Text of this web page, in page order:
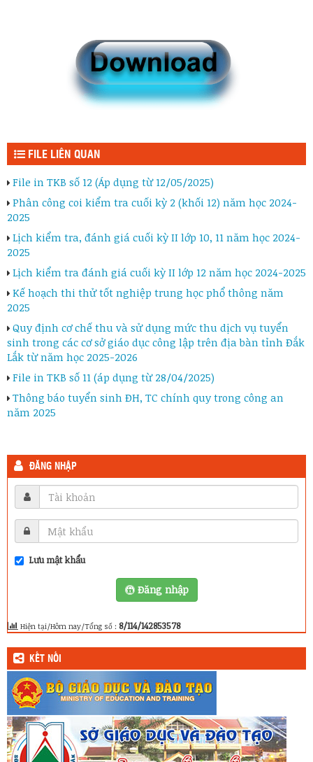
FILE LIÊN QUAN
File in TKB số 12 (Áp dụng từ 12/05/2025)
Phân công coi kiểm tra cuối kỳ 2 (khối 12) năm học 2024-
2025
Lịch kiểm tra, đánh giá cuối kỳ II lớp 10, 11 năm học 2024-
2025
Lịch kiểm tra đánh giá cuối kỳ II lớp 12 năm học 2024-2025
Kế hoạch thi thử tốt nghiệp trung học phổ thông năm
2025
Quy định cơ chế thu và sử dụng mức thu dịch vụ tuyển
sinh trong các cơ sở giáo dục công lập trên địa bàn tỉnh Đắk
Lắk từ năm học 2025-2026
File in TKB số 11 (áp dụng từ 28/04/2025)
Thông báo tuyển sinh ĐH, TC chính quy trong công an
năm 2025
ĐĂNG NHẬP
Lưu mật khẩu
Đăng nhập
Hiện tại/Hôm nay/Tổng số : 8/114/142853578
KẾT NỐI